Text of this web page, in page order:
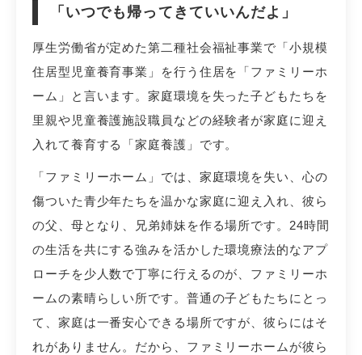
「いつでも帰ってきていいんだよ」
厚生労働省が定めた第二種社会福祉事業で「小規模
住居型児童養育事業」を行う住居を「ファミリーホ
ーム」と言います。家庭環境を失った子どもたちを
里親や児童養護施設職員などの経験者が家庭に迎え
入れて養育する「家庭養護」です。
「ファミリーホーム」では、家庭環境を失い、心の
傷ついた青少年たちを温かな家庭に迎え入れ、彼ら
の父、母となり、兄弟姉妹を作る場所です。24時間
の生活を共にする強みを活かした環境療法的なアプ
ローチを少人数で丁寧に行えるのが、ファミリーホ
ームの素晴らしい所です。普通の子どもたちにとっ
て、家庭は一番安心できる場所ですが、彼らにはそ
れがありません。だから、ファミリーホームが彼ら